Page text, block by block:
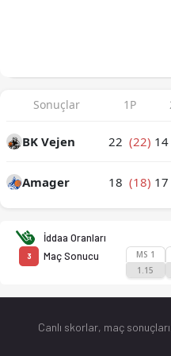
Sonuçlar 1P
BK Vejen 22 (22) 14
Amager 18 (18) 17
İddaa Oranları
3 Maç Sonucu
MS 1
1.15
Canlı skorlar, maç